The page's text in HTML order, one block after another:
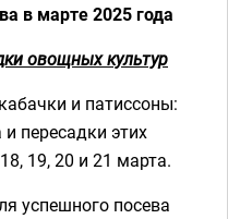
в марте 2025 года
овощных культур
и патиссоны:
пересадки этих
19, 20 и 21 марта.
успешного посева